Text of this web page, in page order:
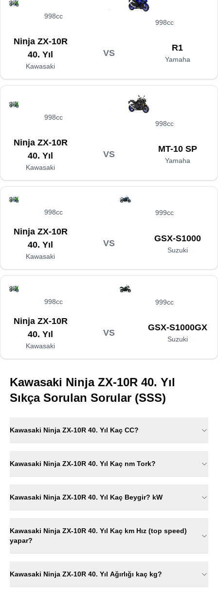
998cc
998cc
Ninja ZX-10R
40. Yıl
Kawasaki
VS
R1
Yamaha
998cc
998cc
Ninja ZX-10R
40. Yıl
Kawasaki
VS
MT-10 SP
Yamaha
998cc 999cc
Ninja ZX-10R
40. Yıl
Kawasaki
VS
GSX-S1000
Suzuki
998cc 999cc
Ninja ZX-10R
40. Yıl
Kawasaki
VS
GSX-S1000GX
Suzuki
Kawasaki Ninja ZX-10R 40. Yıl
Sıkça Sorulan Sorular (SSS)
Kawasaki Ninja ZX-10R 40. Yıl Kaç CC?
Kawasaki Ninja ZX-10R 40. Yıl Kaç nm Tork?
Kawasaki Ninja ZX-10R 40. Yıl Kaç Beygir? kW
Kawasaki Ninja ZX-10R 40. Yıl Kaç km Hız (top speed)
yapar?
Kawasaki Ninja ZX-10R 40. Yıl Ağırlığı kaç kg?